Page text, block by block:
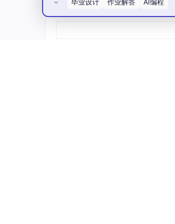
python3 -- version
所有评论(0)
毕业设计 作业解答 AI编程